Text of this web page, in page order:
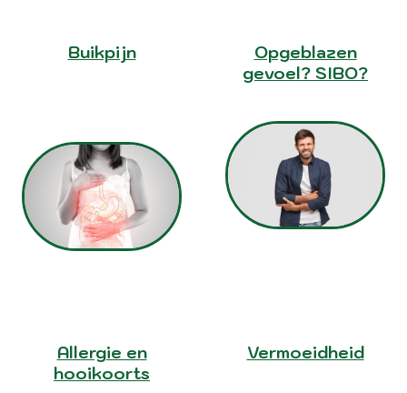
Buikpijn
Opgeblazen
gevoel? SIBO?
Allergie en
hooikoorts
Vermoeidheid